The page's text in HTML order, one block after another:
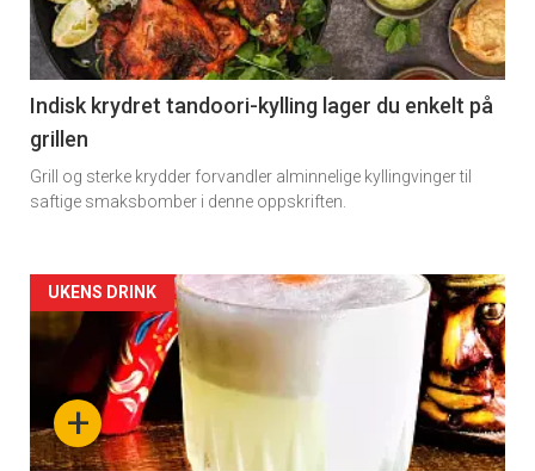
Indisk krydret tandoori-kylling lager du enkelt på
grillen
Grill og sterke krydder forvandler alminnelige kyllingvinger til
saftige smaksbomber i denne oppskriften.
Forsiden
akkurat
nå
-
+
UKENS DRINK